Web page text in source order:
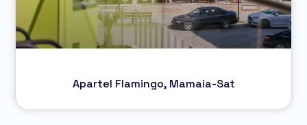
Apartel Flamingo, Mamaia-Sat